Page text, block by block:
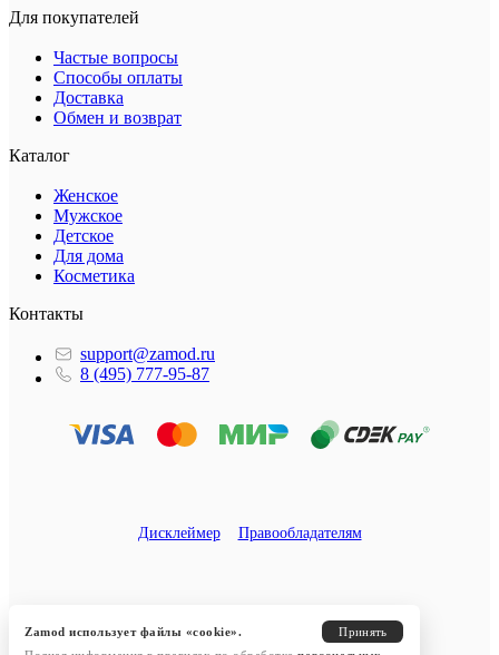
Для покупателей
Частые вопросы
Способы оплаты
Доставка
Обмен и возврат
Каталог
Женское
Мужское
Детское
Для дома
Косметика
Контакты
support@zamod.ru
8 (495) 777-95-87
Дисклеймер Правообладателям
Zamod использует файлы «cookie».
Принять